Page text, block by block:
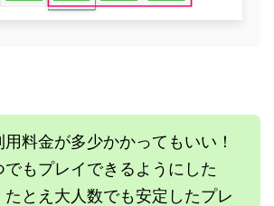
用料金が多少かかってもいい！
でもプレイできるようにした
たとえ大人数でも安定したプレ